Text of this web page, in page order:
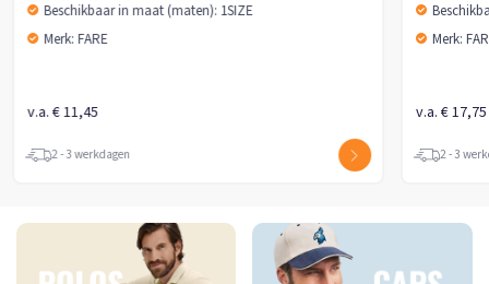
Beschikbaar in maat (maten): 1SIZE
Merk: FARE
v.a. € 11,45
2 - 3 werkdagen
Merk: FARE
v.a. € 17,75
2 - 3